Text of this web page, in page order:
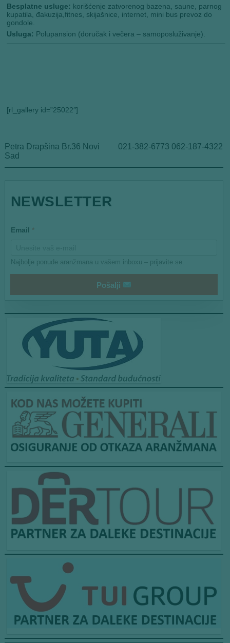
Besplatne usluge: korišćenje zatvorenog bazena, saune, parnog
kupatila, đakuzija,fitnes, skijašnice, internet, mini bus prevoz do
gondole.
Usluga: Polupansion (doručak i večera – samoposluživanje).
[rl_gallery id=”25022″]
Petra Drapšina Br.36 Novi
Sad
021-382-6773 062-187-4322
m
aNEWSLETTER
Email *
Najbolje ponude aranžmana u vašem inboxu – prijavite se.
Pošalji